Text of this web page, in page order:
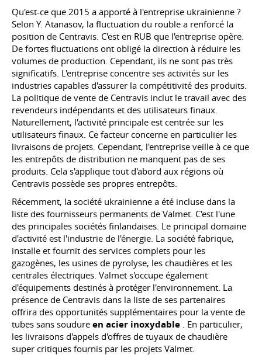
Qu'est-ce que 2015 a apporté à l'entreprise ukrainienne ?
Selon Y. Atanasov, la fluctuation du rouble a renforcé la
position de Centravis. C'est en RUB que l'entreprise opère.
De fortes fluctuations ont obligé la direction à réduire les
volumes de production. Cependant, ils ne sont pas très
significatifs. L'entreprise concentre ses activités sur les
industries capables d'assurer la compétitivité des produits.
La politique de vente de Centravis inclut le travail avec des
revendeurs indépendants et des utilisateurs finaux.
Naturellement, l'activité principale est centrée sur les
utilisateurs finaux. Ce facteur concerne en particulier les
livraisons de projets. Cependant, l'entreprise veille à ce que
les entrepôts de distribution ne manquent pas de ses
produits. Cela s'applique tout d'abord aux régions où
Centravis possède ses propres entrepôts.
Récemment, la société ukrainienne a été incluse dans la
liste des fournisseurs permanents de Valmet. C'est l'une
des principales sociétés finlandaises. Le principal domaine
d'activité est l'industrie de l'énergie. La société fabrique,
installe et fournit des services complets pour les
gazogènes, les usines de pyrolyse, les chaudières et les
centrales électriques. Valmet s'occupe également
d'équipements destinés à protéger l'environnement. La
présence de Centravis dans la liste de ses partenaires
offrira des opportunités supplémentaires pour la vente de
tubes sans soudure en acier inoxydable . En particulier,
les livraisons d'appels d'offres de tuyaux de chaudière
super critiques fournis par les projets Valmet.